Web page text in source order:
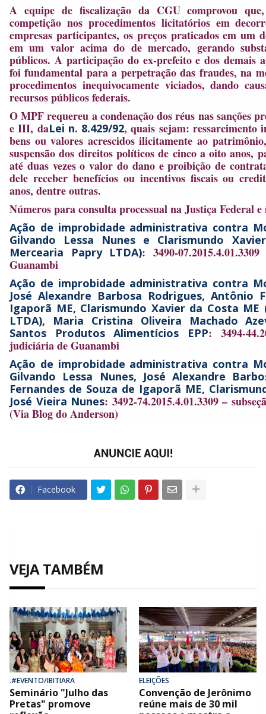
A equipe de fiscalização da CGU comprovou
competição nos procedimentos licitatórios em
empresas participantes, os preços praticados em um
em um valor acima do de mercado, gerando
públicos. A participação do ex-prefeito e dos demais
foi fundamental para a perpetração das fraudes, na
procedimentos inequivocamente viciados, dando
recursos públicos federais.
O MPF requereu a condenação dos réus nas sanções
e III, daLei n. 8.429/92, quais sejam: ressarcimento
bens ou valores acrescidos ilicitamente ao
suspensão dos direitos políticos de cinco a oito anos,
até duas vezes o valor do dano e proibição de
dele receber benefícios ou incentivos fiscais ou
anos, dentre outras.
Números para consulta processual na Justiça Federal e
Ação de improbidade administrativa contra
Gilvando Lessa Nunes e Clarismundo
Mercearia Papry LTDA): 3490-
Guanambi
Ação de improbidade administrativa contra
José Alexandre Barbosa Rodrigues, Antônio
Igaporã ME, Clarismundo Xavier da Costa
LTDA), Maria Cristina Oliveira Machado
Santos Produtos Alimentícios EPP: 3494-
judiciária de Guanambi
Ação de improbidade administrativa contra
Gilvando Lessa Nunes, José Alexandre
Fernandes de Souza de Igaporã ME,
José Vieira Nunes: 3492-74.2015.4.01.3309 –
(Via Blog do Anderson)
Facebook
VEJA TAMBÉM
.#EVENTO/IBITIARA
Seminário "Julho das
Pretas" promove
ELEIÇÕES
Convenção de Jerônimo
reúne mais de 30 mil